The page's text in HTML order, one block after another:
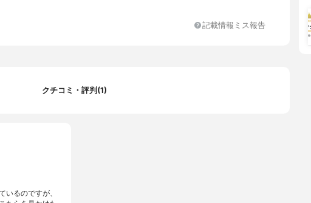
養溶解質液、乳酸桿菌/乳発酵液(牛乳)、乳酸桿菌/豆乳発酵液、ヒアルロ
乳酸Na、PCA、PCA-Na、リゾレシチン、水添レシチン、ライム油、グレ
記載情報ミス報告
クチコミ・評判(1)
いるのですが、